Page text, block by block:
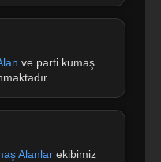
ve parti kumaş
Alanlar ekibimiz